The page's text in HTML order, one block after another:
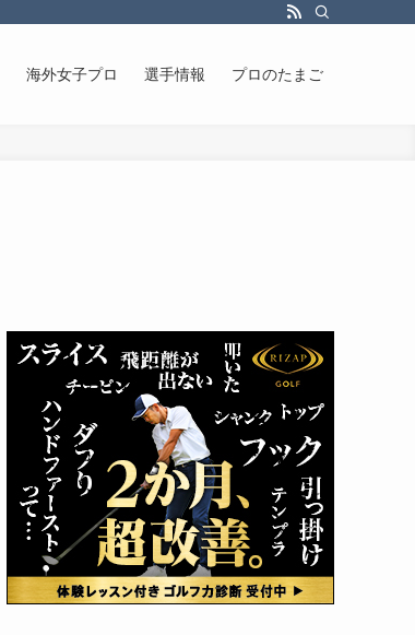
海外女子プロ 選手情報 プロのたまご